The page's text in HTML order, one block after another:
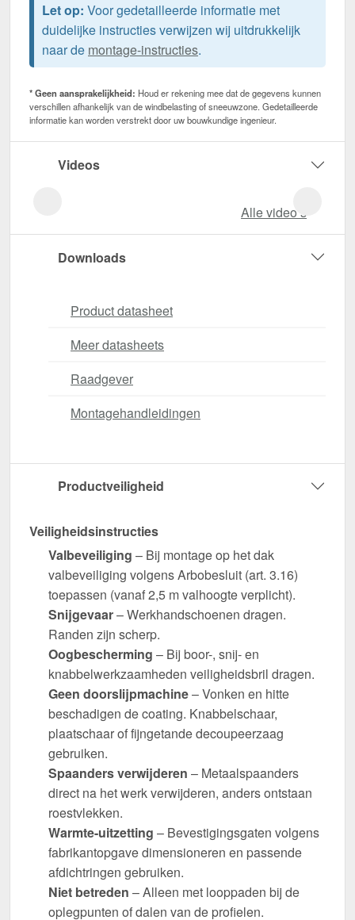
Let op: Voor gedetailleerde informatie met
duidelijke instructies verwijzen wij uitdrukkelijk
naar de montage-instructies.
* Geen aansprakelijkheid: Houd er rekening mee dat de gegevens kunnen
verschillen afhankelijk van de windbelasting of sneeuwzone. Gedetailleerde
informatie kan worden verstrekt door uw bouwkundige ingenieur.
Videos
Alle video‘s
Downloads
Product datasheet
Meer datasheets
Raadgever
Montagehandleidingen
Productveiligheid
Veiligheidsinstructies
Valbeveiliging – Bij montage op het dak
valbeveiliging volgens Arbobesluit (art. 3.16)
toepassen (vanaf 2,5 m valhoogte verplicht).
Snijgevaar– Werkhandschoenen dragen.
Randen zijn scherp.
Oogbescherming – Bij boor-, snij- en
knabbelwerkzaamheden veiligheidsbril dragen.
Geen doorslijpmachine– Vonken en hitte
beschadigen de coating. Knabbelschaar,
plaatschaar of fijngetande decoupeerzaag
gebruiken.
Spaanders verwijderen – Metaalspaanders
direct na het werk verwijderen, anders ontstaan
roestvlekken.
Warmte-uitzetting – Bevestigingsgaten volgens
fabrikantopgave dimensioneren en passende
afdichtringen gebruiken.
Niet betreden – Alleen met looppaden bij de
oplegpunten of dalen van de profielen.